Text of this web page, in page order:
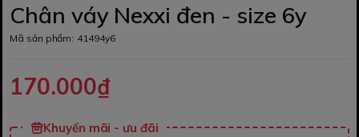
Chân váy Nexxi đen - size 6y
Mã sản phẩm: 41494y6
170.000₫
Khuyến mãi - ưu đãi